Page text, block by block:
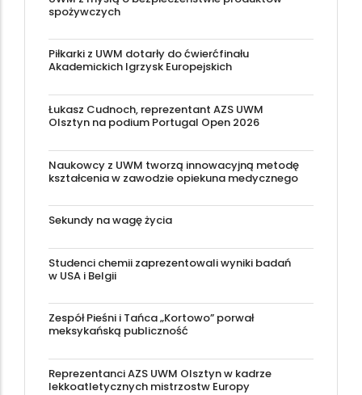
spożywczych
Piłkarki z UWM dotarły do ćwierćfinału
Akademickich Igrzysk Europejskich
Łukasz Cudnoch, reprezentant AZS UWM
Olsztyn na podium Portugal Open 2026
Naukowcy z UWM tworzą innowacyjną metodę
kształcenia w zawodzie opiekuna medycznego
Sekundy na wagę życia
Studenci chemii zaprezentowali wyniki badań
w USA i Belgii
Zespół Pieśni i Tańca „Kortowo” porwał
meksykańską publiczność
Reprezentanci AZS UWM Olsztyn w kadrze
lekkoatletycznych mistrzostw Europy